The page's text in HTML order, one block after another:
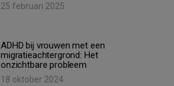
25 februari 2025
ADHD bij vrouwen met een
migratieachtergrond: Het
onzichtbare probleem
18 oktober 2024